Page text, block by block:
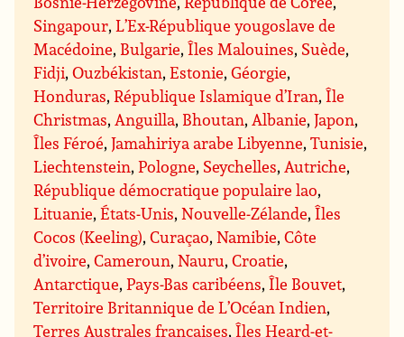
Singapour,L’Ex-République yougoslave de
Macédoine, Bulgarie,Îles Malouines, Suède,
Fidji,Ouzbékistan,Estonie,Géorgie,
Honduras,République Islamique d’Iran,Île
Christmas,Anguilla, Bhoutan,Albanie,Japon,
Îles Féroé,Jamahiriya arabe Libyenne,Tunisie,
Liechtenstein,Pologne, Seychelles,Autriche,
République démocratique populaire lao,
Lituanie,États-Unis,Nouvelle-Zélande,Îles
Cocos (Keeling),Curaçao,Namibie,Côte
d’ivoire,Cameroun,Nauru,Croatie,
Antarctique,Pays-Bas caribéens,Île Bouvet,
Territoire Britannique de L’Océan Indien,
Terres Australes françaises,Îles Heard-et-